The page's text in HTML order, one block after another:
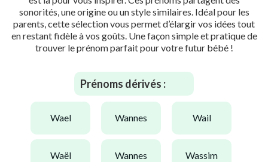
sonorités, une origine ou un style similaires. Idéal pour les
parents, cette sélection vous permet d’élargir vos idées tout
en restant fidèle à vos goûts. Une façon simple et pratique de
trouver le prénom parfait pour votre futur bébé !
Prénoms dérivés :
wael wannes wail
waël wannes wassim